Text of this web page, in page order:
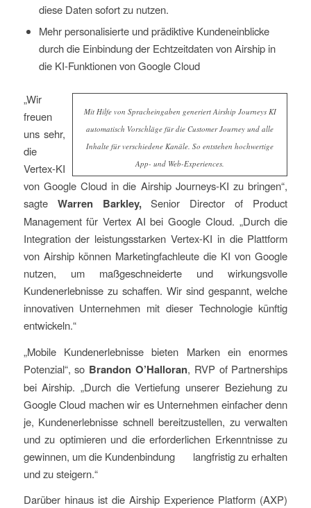
diese Daten sofort zu nutzen.
Mehr personalisierte und prädiktive Kundeneinblicke
durch die Einbindung der Echtzeitdaten von Airship in
die KI-Funktionen von Google Cloud
Mit Hilfe von Spracheingaben generiert Airship Journeys KI
automatisch Vorschläge für die Customer Journey und alle
Inhalte für verschiedene Kanäle. So entstehen hochwertige
App- und Web-Experiences.
„Wir
freuen
uns sehr,
die
Vertex-KI
von Google Cloud in die Airship Journeys-KI zu bringen“,
sagte Warren Barkley,Senior Director of Product
Management für Vertex AI bei Google Cloud. „Durch die
Integration der leistungsstarken Vertex-KI in die Plattform
von Airship können Marketingfachleute die KI von Google
nutzen, um maßgeschneiderte und wirkungsvolle
Kundenerlebnisse zu schaffen. Wir sind gespannt, welche
innovativen Unternehmen mit dieser Technologie künftig
entwickeln.“
„Mobile Kundenerlebnisse bieten Marken ein enormes
Potenzial“, so Brandon O’Halloran, RVP of Partnerships
bei Airship. „Durch die Vertiefung unserer Beziehung zu
Google Cloud machen wir es Unternehmen einfacher denn
je, Kundenerlebnisse schnell bereitzustellen, zu verwalten
und zu optimieren und die erforderlichen Erkenntnisse zu
gewinnen, um die Kundenbindung langfristig zu erhalten
und zu steigern.“
Darüber hinaus ist die Airship Experience Platform (AXP)